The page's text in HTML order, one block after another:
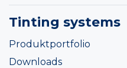
Tinting systems
Produktportfolio
Downloads